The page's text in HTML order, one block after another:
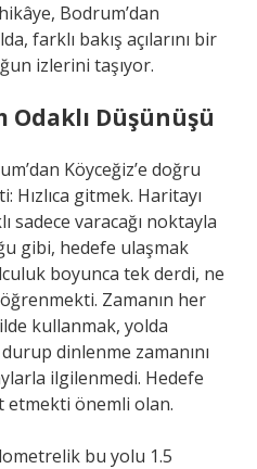
Bodrum’dan
farklı bakış açılarını bir
izlerini taşıyor.
Odaklı Düşünüşü
Köyceğiz’e doğru
Hızlıca gitmek. Haritayı
sadece varacağı noktayla
gibi, hedefe ulaşmak
boyunca tek derdi, ne
Zamanın her
kullanmak, yolda
dinlenme zamanını
ilgilenmedi. Hedefe
etmekti önemli olan.
bu yolu 1.5